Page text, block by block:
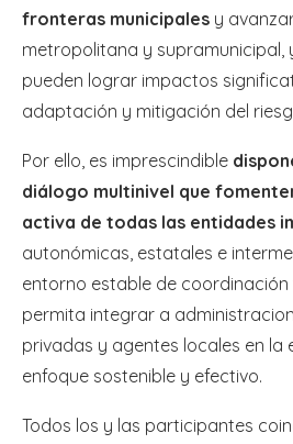
fronteras municipales y
metropolitana y supramunicipal,
pueden lograr impactos
adaptación y mitigación del
Por ello, es imprescindible
diálogo multinivel que
activa de todas las entidades
autonómicas, estatales e
entorno estable de
permita integrar a
privadas y agentes locales en la
enfoque sostenible y efectivo.
Todos los y las participantes